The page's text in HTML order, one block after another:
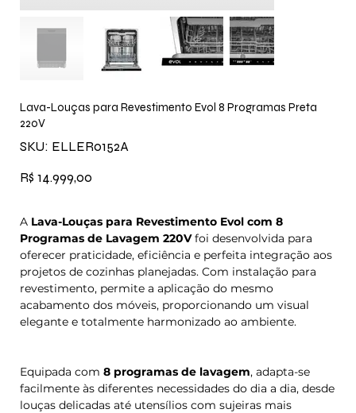
Lava-Louças para Revestimento Evol 8 Programas Preta
220V
SKU: SKU
ELLER0152A
ELLER0152A
Preço
R$ 14.999,00
A Lava-Louças para Revestimento Evol com 8
Programas de Lavagem 220Vfoi desenvolvida para
oferecer praticidade, eficiência e perfeita integração aos
projetos de cozinhas planejadas. Com instalação para
revestimento, permite a aplicação do mesmo
acabamento dos móveis, proporcionando um visual
elegante e totalmente harmonizado ao ambiente.
Equipada com 8 programas de lavagem, adapta-se
facilmente às diferentes necessidades do dia a dia, desde
louças delicadas até utensílios com sujeiras mais